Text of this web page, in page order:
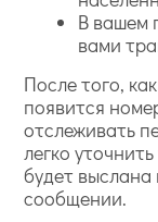
В вашем
вами
После того,
появится
отслеживать
легко
будет выслана
сообщении.